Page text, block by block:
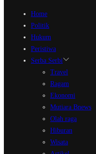
Home
Politik
Hukum
Peristiwa
Serba Serbi
Travel
Ragam
Ekonomi
Mutiara Bnews
Olah raga
Hiburan
Wisata